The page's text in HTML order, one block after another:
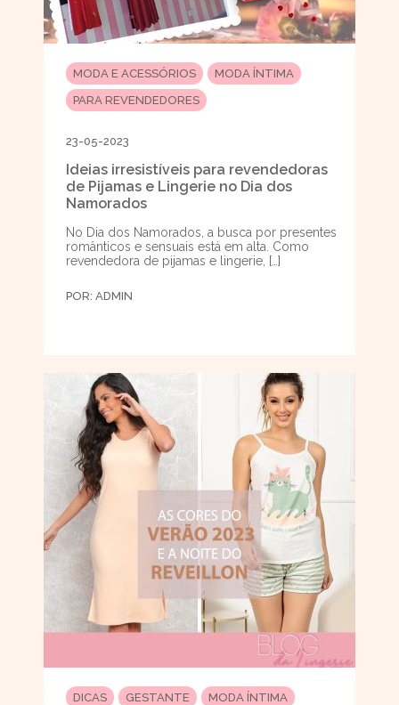
MODA E ACESSÓRIOS
MODA ÍNTIMA
PARA REVENDEDORES
23-05-2023
Ideias irresistíveis para revendedoras
de Pijamas e Lingerie no Dia dos
Namorados
No Dia dos Namorados, a busca por presentes
românticos e sensuais está em alta. Como
revendedora de pijamas e lingerie, […]
POR: ADMIN
DICAS GESTANTE
MODA ÍNTIMA